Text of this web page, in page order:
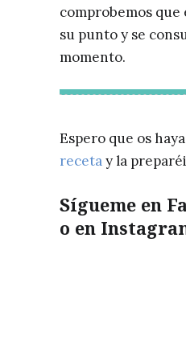
comprobemos que
su punto y se
momento.
Espero que os
recetay la
Sígueme en
o en